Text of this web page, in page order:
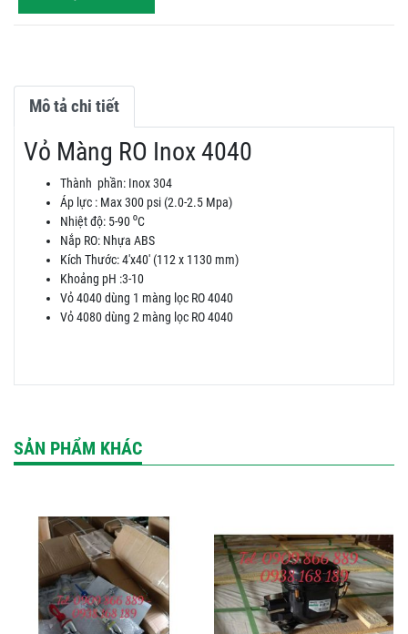
Mô tả chi tiết
Vỏ Màng RO Inox 4040
Thành phần: Inox 304
Áp lực : Max 300 psi (2.0-2.5 Mpa)
Nhiệt độ: 5-90 ⁰C
Nắp RO: Nhựa ABS
Kích Thước: 4'x40' (112 x 1130 mm)
Khoảng pH :3-10
Vỏ 4040 dùng 1 màng lọc RO 4040
Vỏ 4080 dùng 2 màng lọc RO 4040
SẢN PHẨM KHÁC